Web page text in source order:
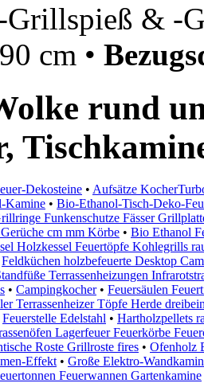
Grillspieß & -
cm •
rund
Dekosteine • Aufsätze
Kamine • Bio-Ethanol-Tisch-Deko-
Funkenschutze Fässer
cm mm Körbe • Bio Ethanol
Holzkessel Feuertöpfe Kohlegrills
Feldküchen holzbefeuerte Desktop
Terrassenheizungen
• Campingkocher• Feuersäulen
Terrassenheizer Töpfe Herde
Feuerstelle Edelstahl • Hartholzpellets
Lagerfeuer Feuerkörbe
Roste Grillroste fires • Ofenholz
Effekt • Große Elektro-
Feuerwannen Gartenkamine